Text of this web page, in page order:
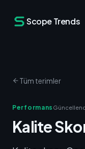
Scope Trends
Tüm terimler
Performans
Kalite